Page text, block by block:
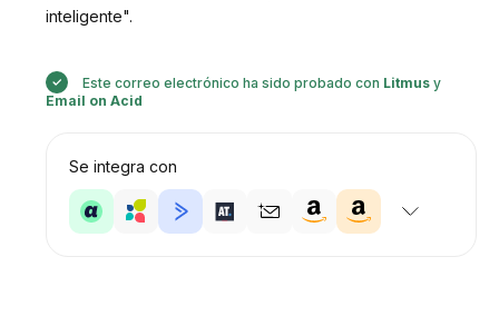
inteligente".
Este correo electrónico ha sido probado con Litmus y
Email on Acid
Se integra con